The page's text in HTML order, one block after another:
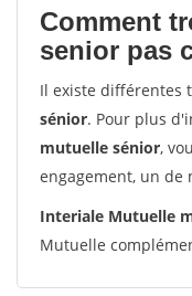
Comment
senior pas
Il existe différentes
sénior. Pour plus
mutuelle sénior,
engagement, un de
Interiale Mutuelle
Mutuelle